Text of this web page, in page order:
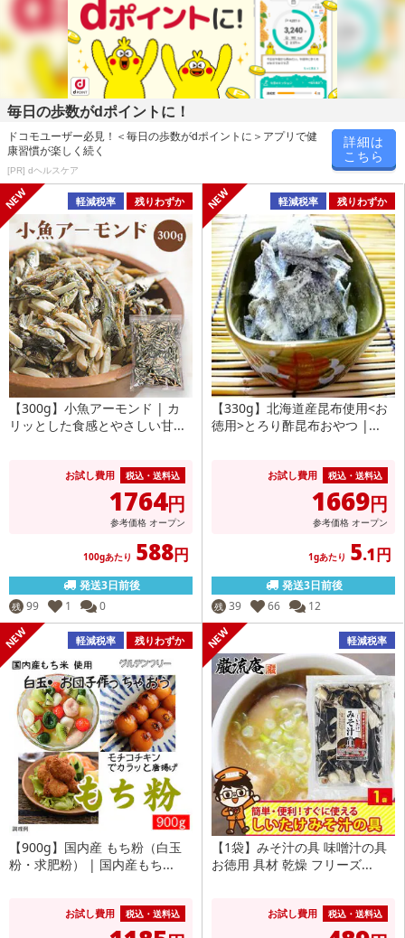
毎日の歩数がdポイントに！
ドコモユーザー必見！＜毎日の歩数がdポイントに＞アプリで健
康習慣が楽しく続く
[PR] dヘルスケア
詳細は
こちら
軽減税率 残りわずか
【300g】小魚アーモンド | カ
リッとした食感とやさしい甘...
お試し費用 税込・送料込
1764円
参考価格 オープン
100gあたり 588円
発送3日前後
残 99 1 0
軽減税率 残りわずか
【330g】北海道産昆布使用<お
徳用>とろり酢昆布おやつ |...
お試し費用 税込・送料込
1669円
参考価格 オープン
1gあたり 5.1円
発送3日前後
残 39 66 12
軽減税率 残りわずか
【900g】国内産 もち粉（白玉
粉・求肥粉） | 国内産もち...
お試し費用 税込・送料込
軽減税率
【1袋】みそ汁の具 味噌汁の具
お徳用 具材 乾燥 フリーズ...
お試し費用 税込・送料込